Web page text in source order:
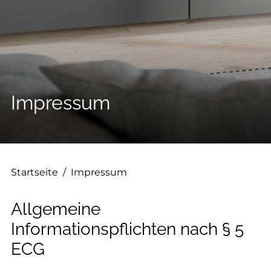
--
Impressum
Startseite / Impressum
Allgemeine
Informationspflichten nach § 5
ECG